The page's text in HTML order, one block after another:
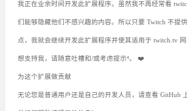
我正在业余时间开发此扩展程序。虽然我不再经常看
们能够隐藏他们不感兴趣的内容。所以只要 Twitch 不提
点，我就会继续开发此扩展程序并使其适用于 twitch.tv
想支持我，请随意吐槽和/或考虑提示⁴。 ❤️
为这个扩展做贡献
无论您是普通用户还是自己的开发人员，请查看 GitHub